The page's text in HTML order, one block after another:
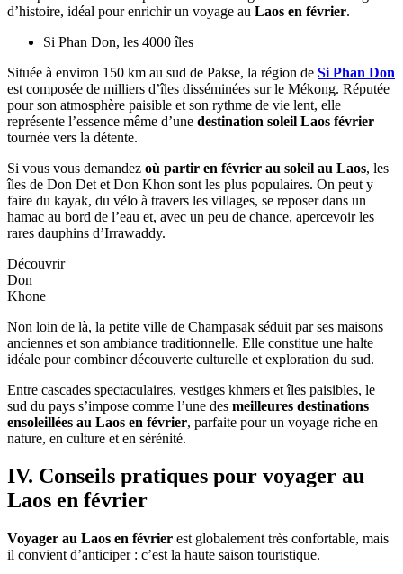
Wat
meilleures destinations ensoleillées au Laos en février, idéale
pour les voyageurs en quête de nature et d’authenticité.
Plateau des Bolovens
Bolaven s’élève à environ 1 200 mètres d’altitude et bénéficie d’un
climat plus frais tout au long de l’année. Réputé pour ses plantations
de café et ses paysages verdoyants, il attire les amoureux de nature
et de grands espaces, particulièrement au Laos en février, lorsque les
routes sont sèches et les panoramas dégagés.
Plateau
des
Bolovens
Parmi les cascades les plus remarquables :
Tad Fane : deux impressionnantes chutes jumelles de plus de
Tad Lo : un ensemble de cascades paisibles le long de la
rivière Xe Set, parfait pour le trekking.
Tad Yeuang : idéale pour la baignade et les balades en forêt.
café du Laos. Les visiteurs peuvent visiter des plantations pour
découvrir le processus de production et déguster un café local dans
un cadre naturel exceptionnel, une expérience incontournable pour
Wat Phou, héritage khmer